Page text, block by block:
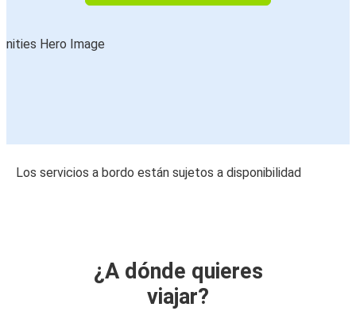
Los servicios a bordo están sujetos a disponibilidad
¿A dónde quieres
viajar?